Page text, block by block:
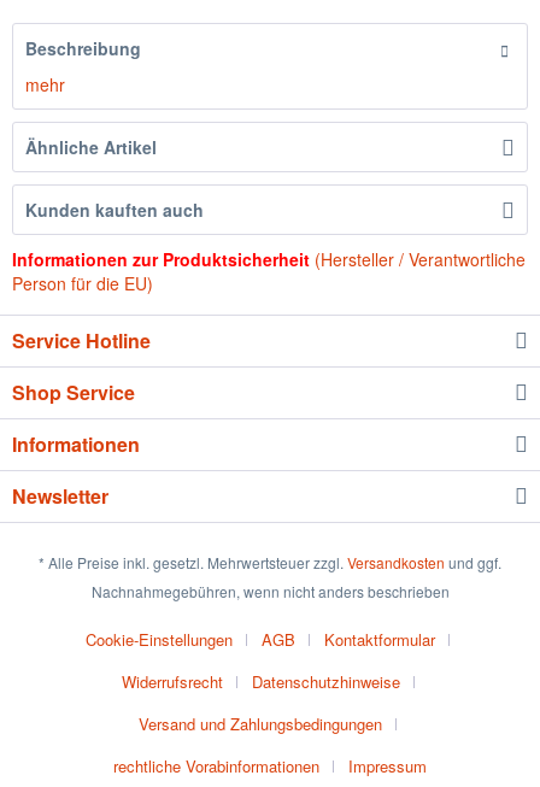
Beschreibung
mehr
Ähnliche Artikel
Kunden kauften auch
Informationen zur Produktsicherheit (Hersteller / Verantwortliche
Person für die EU)
Service Hotline
Shop Service
Informationen
Newsletter
* Alle Preise inkl. gesetzl. Mehrwertsteuer zzgl. Versandkosten und ggf.
Nachnahmegebühren, wenn nicht anders beschrieben
Cookie-Einstellungen AGB
Kontaktformular
Widerrufsrecht
Datenschutzhinweise
Versand und Zahlungsbedingungen
rechtliche Vorabinformationen
Impressum